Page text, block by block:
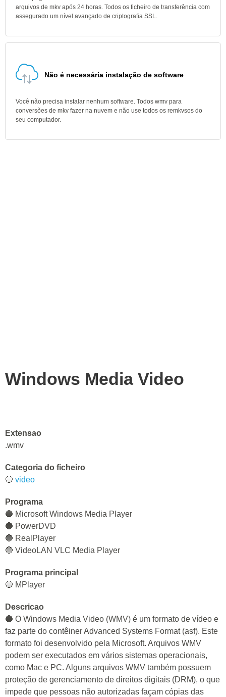
arquivos de mkv após 24 horas. Todos os ficheiro de transferência com
assegurado um nível avançado de criptografia SSL.
Não é necessária instalação de software
Você não precisa instalar nenhum software. Todos wmv para
conversões de mkv fazer na nuvem e não use todos os remkvsos do
seu computador.
Windows Media Video
Extensao
.wmv
Categoria do ficheiro
🔵 video
Programa
🔵 Microsoft Windows Media Player
🔵 PowerDVD
🔵 RealPlayer
🔵 VideoLAN VLC Media Player
Programa principal
🔵 MPlayer
Descricao
🔵 O Windows Media Video (WMV) é um formato de vídeo e
faz parte do contêiner Advanced Systems Format (asf). Este
formato foi desenvolvido pela Microsoft. Arquivos WMV
podem ser executados em vários sistemas operacionais,
como Mac e PC. Alguns arquivos WMV também possuem
proteção de gerenciamento de direitos digitais (DRM), o que
impede que pessoas não autorizadas façam cópias das